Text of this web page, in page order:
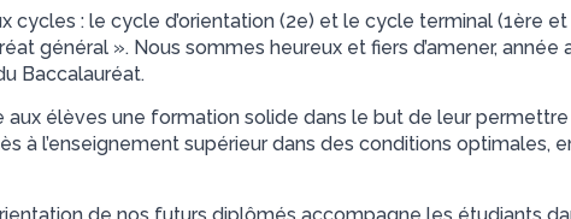
cycles : le cycle d’orientation (2e) et le cycle terminal (1ère
général ». Nous sommes heureux et fiers d’amener, année
Baccalauréat.
élèves une formation solide dans le but de leur
à l’enseignement supérieur dans des conditions optimales,